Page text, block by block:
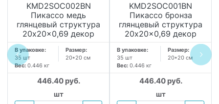
KMD2SOC002BN
Пикассо медь
глянцевый структура
20x20x0,69 декор
В упаковке:
35 шт
Размер:
20*20 см
Вес: 0.446 кг
446.40 руб.
шт
KMD2SOC001BN
Пикассо бронза
глянцевый структура
20x20x0,69 декор
В упаковке:
35 шт
Размер:
20*20 см
Вес: 0.446 кг
446.40 руб.
шт